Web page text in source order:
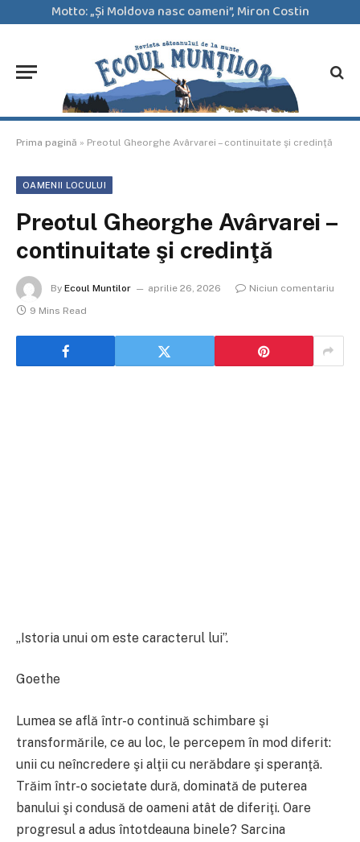
Motto: „Şi Moldova nasc oameni”, Miron Costin
Prima pagină » Preotul Gheorghe Avârvarei – continuitate şi credinţă
OAMENII LOCULUI
Preotul Gheorghe Avârvarei –
continuitate şi credinţă
By Ecoul Muntilor aprilie 26, 2026
Niciun comentariu
9 Mins Read
„Istoria unui om este caracterul lui”.
Goethe
Lumea se află într-o continuă schimbare şi
transformările, ce au loc, le percepem în mod diferit:
unii cu neîncredere şi alţii cu nerăbdare şi speranţă.
Trăim într-o societate dură, dominată de puterea
banului şi condusă de oameni atât de diferiţi. Oare
progresul a adus întotdeauna binele? Sarcina